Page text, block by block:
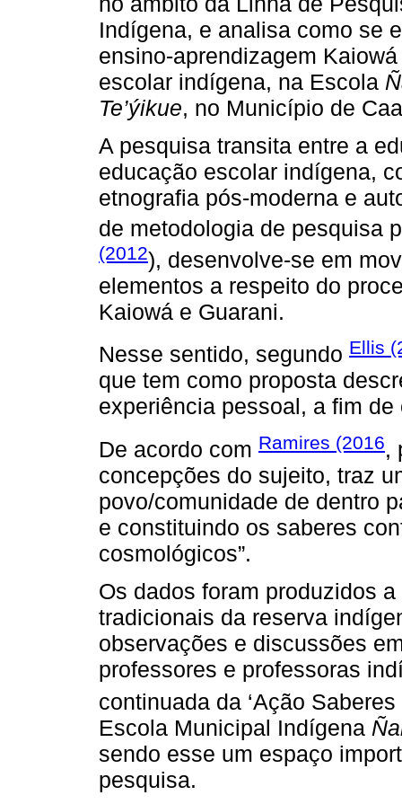
Indígena, e analisa como se
ensino-aprendizagem
escolar indígena, na Escola
Te’ýikue, no Município de
A pesquisa transita entre a
educação escolar indígena,
etnografia pós-moderna e
de metodologia de pesquisa
(2012), desenvolve-se em
elementos a respeito do
Kaiowá e Guarani.
Nesse sentido, segundo Ellis
que tem como proposta
experiência pessoal, a fim
De acordo com Ramires (2016,
concepções do sujeito, traz
povo/comunidade de dentro
e constituindo os saberes
cosmológicos”.
Os dados foram produzidos
tradicionais da reserva
observações e discussões
professores e professoras
continuada da ‘Ação
Escola Municipal Indígena
sendo esse um espaço
pesquisa.